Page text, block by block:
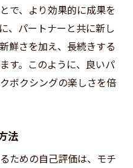
で、より効果的に成果を
、パートナーと共に新し
鮮さを加え、長続きする
す。このように、良いパ
ボクシングの楽しさを倍
法
ための自己評価は、モチ